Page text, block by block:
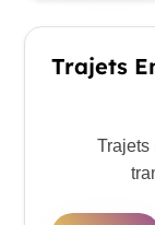
Trajets
Trajets